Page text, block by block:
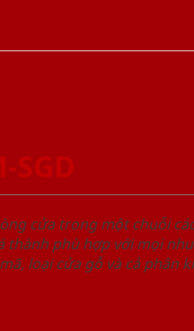
SGD
cửa trong một chuỗi
phù hợp với mọi nhu
loại cửa gỗ và cả phân